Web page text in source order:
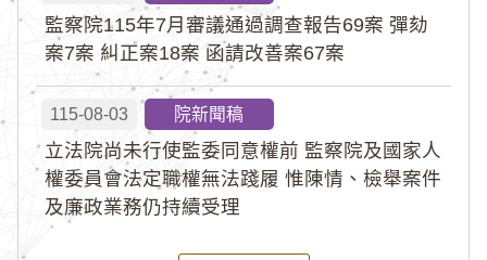
監察院115年7月審議通過調查報告69案 彈劾
案7案 糾正案18案 函請改善案67案
115-08-03 院新聞稿
立法院尚未行使監委同意權前 監察院及國家人
權委員會法定職權無法踐履 惟陳情、檢舉案件
及廉政業務仍持續受理